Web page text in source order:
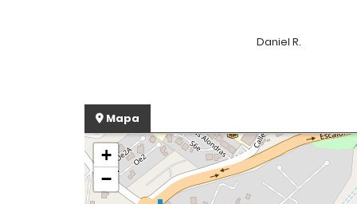
Daniel R.
Mapa
+
−